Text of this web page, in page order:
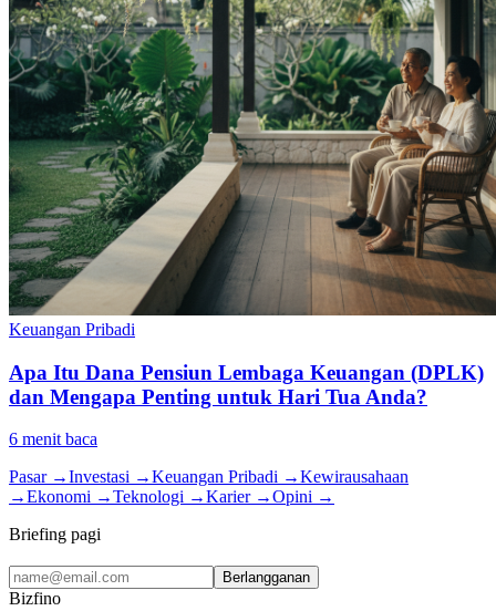
Keuangan Pribadi
Apa Itu Dana Pensiun Lembaga Keuangan (DPLK)
dan Mengapa Penting untuk Hari Tua Anda?
6 menit baca
Pasar→Investasi →Keuangan Pribadi →Kewirausahaan
→Ekonomi →Teknologi →Karier→Opini →
Briefing pagi
Berlangganan
Bizfino